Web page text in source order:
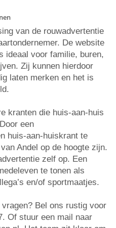
van de rouwadvertentie
De website
ideaal voor familie, buren,
Zij kunnen hierdoor
laten merken en het is
kranten die huis-aan-huis
een
huis-aan-huiskrant te
Andel op de hoogte zijn.
zelf op. Een
te tonen als
en/of sportmaatjes.
Bel ons rustig voor
Of stuur een mail naar